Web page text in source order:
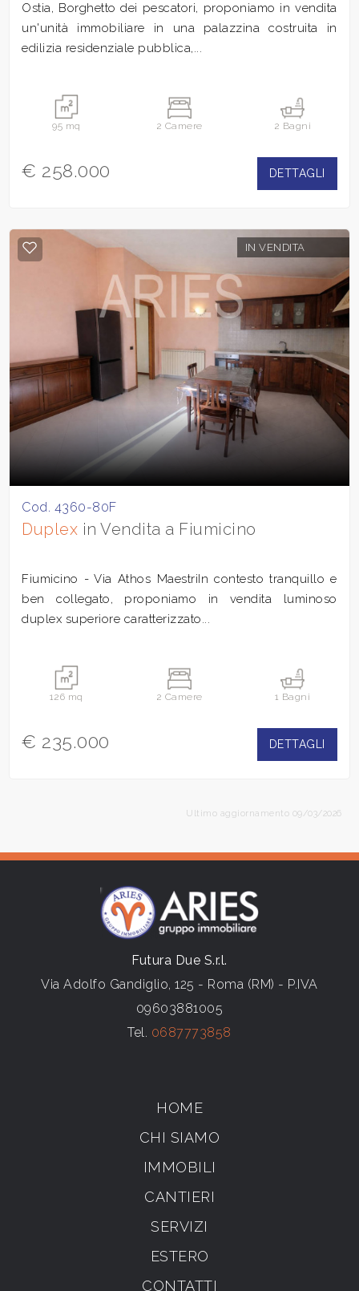
Ostia, Borghetto dei pescatori, proponiamo in vendita
un'unità immobiliare in una palazzina costruita in
edilizia residenziale pubblica,...
95 mq 2 Camere 2 Bagni
€ 258.000 DETTAGLI
IN VENDITA
Cod. 4360-80F
Duplex in Vendita a Fiumicino
Fiumicino - Via Athos MaestriIn contesto tranquillo e
ben collegato, proponiamo in vendita luminoso
duplex superiore caratterizzato...
126 mq 2 Camere 1 Bagni
€ 235.000 DETTAGLI
Ultimo aggiornamento 09/03/2026
Futura Due S.r.l.
Via Adolfo Gandiglio, 125 - Roma (RM) - P.IVA
09603881005
Tel. 0687773858
HOME
CHI SIAMO
IMMOBILI
CANTIERI
SERVIZI
ESTERO
CONTATTI